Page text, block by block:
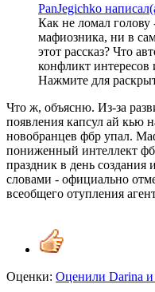
PanJegichko
Как не ломал
мафиозника, ни в
этот рассказ? Что
конфликт интересов
Нажмите для
Что ж, объясню. Из-за
появления капсул ай кью
новобранцев фбр упал.
пониженный интеллект
праздник в день создания
словами - официально
всеобщего отупления
Оценки: Оценили Darina и